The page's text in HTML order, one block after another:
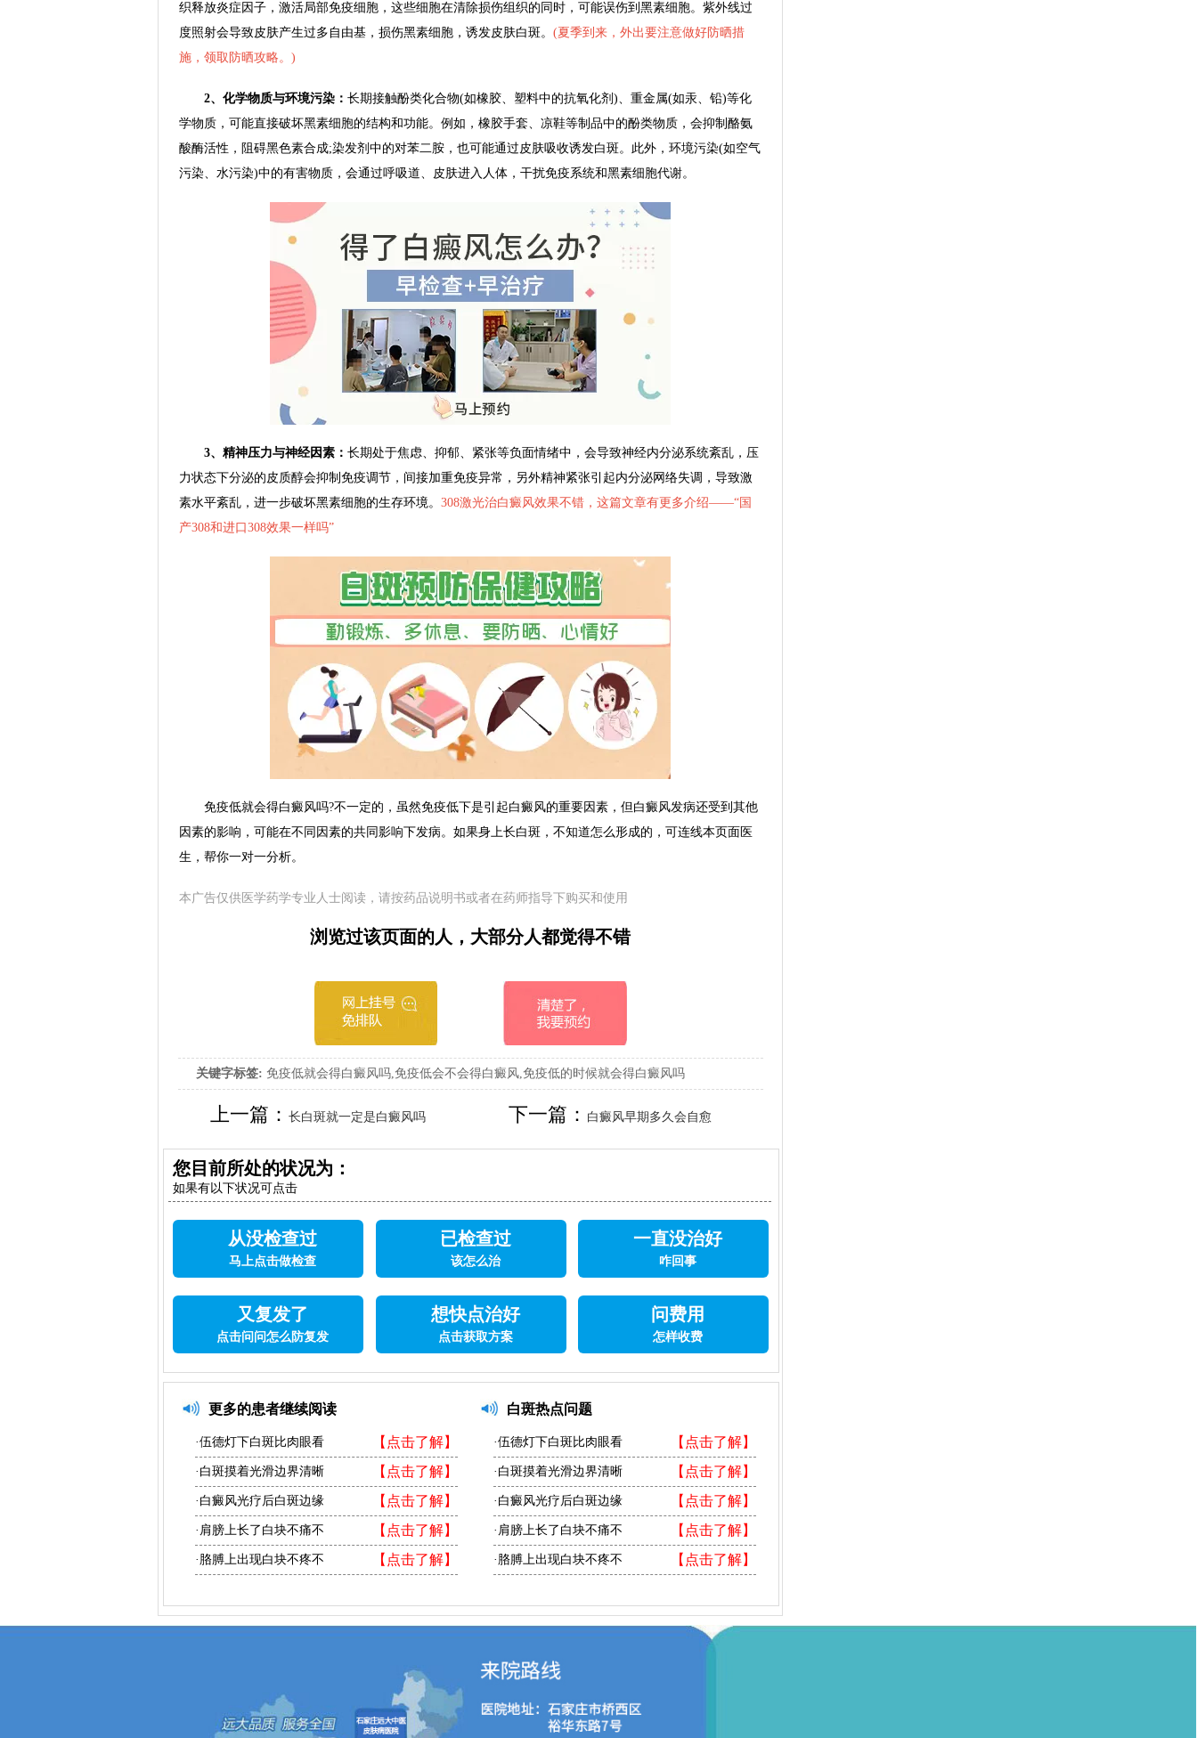
织释放炎症因子，激活局部免疫细胞，这些细胞在清除损伤组织的同时，可能误伤到黑素细胞。紫外线过
度照射会导致皮肤产生过多自由基，损伤黑素细胞，诱发皮肤白斑。 (夏季到来，外出要注意做好防晒措
施，领取防晒攻略。 )
2、化学物质与环境污染： 长期接触酚类化合物(如橡胶、塑料中的抗氧化剂)、重金属(如汞、铅)等化
学物质，可能直接破坏黑素细胞的结构和功能。例如，橡胶手套、凉鞋等制品中的酚类物质，会抑制酪氨
酸酶活性，阻碍黑色素合成;染发剂中的对苯二胺，也可能通过皮肤吸收诱发白斑。此外，环境污染(如空气
污染、水污染)中的有害物质，会通过呼吸道、皮肤进入人体，干扰免疫系统和黑素细胞代谢。
3、精神压力与神经因素： 长期处于焦虑、抑郁、紧张等负面情绪中，会导致神经内分泌系统紊乱，压
力状态下分泌的皮质醇会抑制免疫调节，间接加重免疫异常，另外精神紧张引起内分泌网络失调，导致激
素水平紊乱，进一步破坏黑素细胞的生存环境。 308激光治白癜风效果不错，这篇文章有更多介绍——“国
产308和进口308效果一样吗”
免疫低就会得白癜风吗?不一定的，虽然免疫低下是引起白癜风的重要因素，但白癜风发病还受到其他
因素的影响，可能在不同因素的共同影响下发病。如果身上长白斑，不知道怎么形成的，可连线本页面医
生，帮你一对一分析。
本广告仅供医学药学专业人士阅读，请按药品说明书或者在药师指导下购买和使用
浏览过该页面的人，大部分人都觉得不错
关键字标签: 免疫低就会得白癜风吗,免疫低会不会得白癜风,免疫低的时候就会得白癜风吗
上一篇：长白斑就一定是白癜风吗 下一篇： 白癜风早期多久会自愈
您目前所处的状况为：
如果有以下状况可点击
从没检查过
马上点击做检查
已检查过
该怎么治
一直没治好
咋回事
又复发了
点击问问怎么防复发
想快点治好
点击获取方案
问费用
怎样收费
更多的患者继续阅读
【点击了解】
·伍德灯下白斑比肉眼看
【点击了解】
·白斑摸着光滑边界清晰
【点击了解】
·白癜风光疗后白斑边缘
【点击了解】
·肩膀上长了白块不痛不
【点击了解】
·胳膊上出现白块不疼不
白斑热点问题
【点击了解】
·伍德灯下白斑比肉眼看
【点击了解】
·白斑摸着光滑边界清晰
【点击了解】
·白癜风光疗后白斑边缘
【点击了解】
·肩膀上长了白块不痛不
【点击了解】
·胳膊上出现白块不疼不